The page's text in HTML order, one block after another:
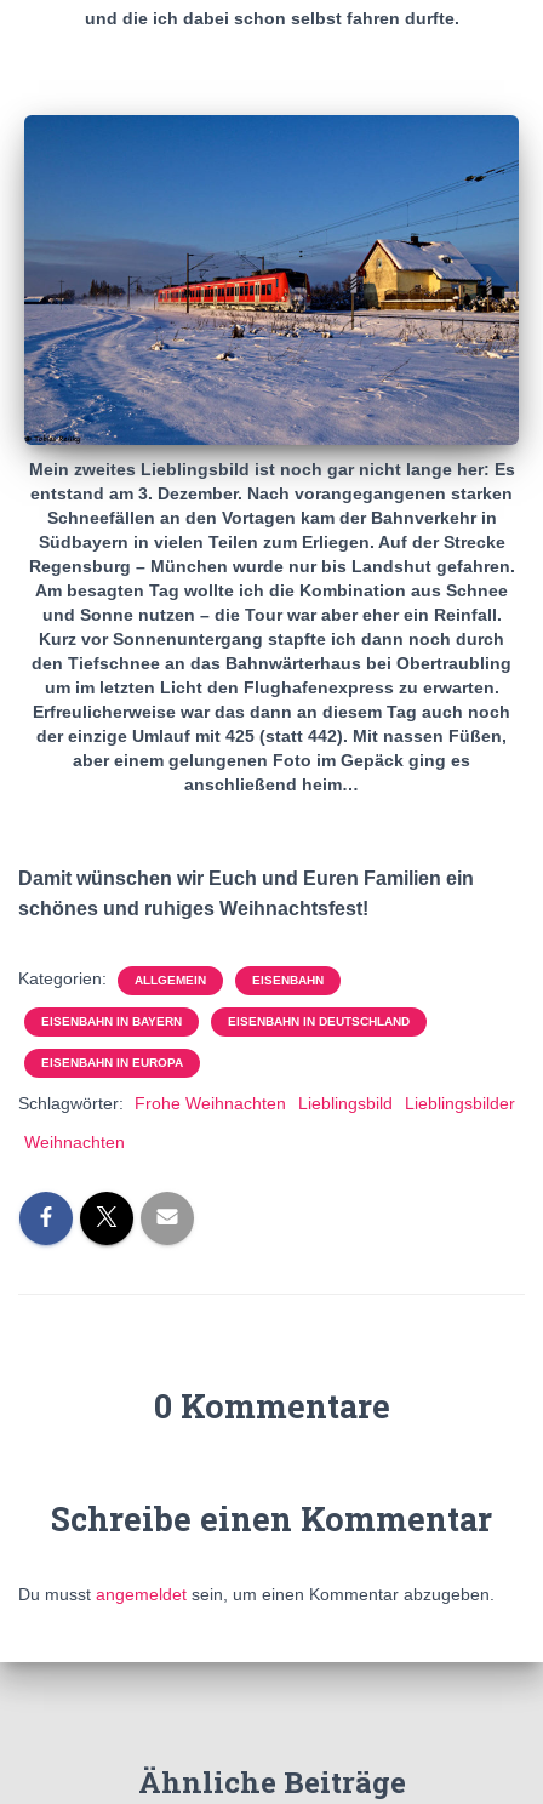
und die ich dabei schon selbst fahren durfte.
Mein zweites Lieblingsbild ist noch gar nicht lange her: Es
entstand am 3. Dezember. Nach vorangegangenen starken
Schneefällen an den Vortagen kam der Bahnverkehr in
Südbayern in vielen Teilen zum Erliegen. Auf der Strecke
Regensburg – München wurde nur bis Landshut gefahren.
Am besagten Tag wollte ich die Kombination aus Schnee
und Sonne nutzen – die Tour war aber eher ein Reinfall.
Kurz vor Sonnenuntergang stapfte ich dann noch durch
den Tiefschnee an das Bahnwärterhaus bei Obertraubling
um im letzten Licht den Flughafenexpress zu erwarten.
Erfreulicherweise war das dann an diesem Tag auch noch
der einzige Umlauf mit 425 (statt 442). Mit nassen Füßen,
aber einem gelungenen Foto im Gepäck ging es
anschließend heim…
Damit wünschen wir Euch und Euren Familien ein
schönes und ruhiges Weihnachtsfest!
Kategorien: ALLGEMEIN EISENBAHN
EISENBAHN IN BAYERN EISENBAHN IN DEUTSCHLAND
EISENBAHN IN EUROPA
Schlagwörter: Frohe Weihnachten Lieblingsbild
Lieblingsbilder
Weihnachten
0 Kommentare
Schreibe einen Kommentar
Du musst angemeldet sein, um einen Kommentar abzugeben.
Ähnliche Beiträge